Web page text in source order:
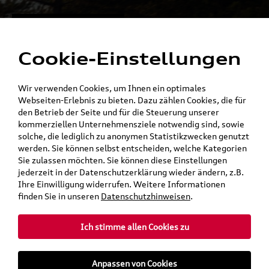
Cookie-Einstellungen
Wir verwenden Cookies, um Ihnen ein optimales
Webseiten-Erlebnis zu bieten. Dazu zählen Cookies, die für
den Betrieb der Seite und für die Steuerung unserer
kommerziellen Unternehmensziele notwendig sind, sowie
solche, die lediglich zu anonymen Statistikzwecken genutzt
werden. Sie können selbst entscheiden, welche Kategorien
Sie zulassen möchten. Sie können diese Einstellungen
jederzeit in der Datenschutzerklärung wieder ändern, z.B.
Ihre Einwilligung widerrufen. Weitere Informationen
finden Sie in unseren Datenschutzhinweisen.
Ich stimme allen Cookies zu
Anpassen von Cookies